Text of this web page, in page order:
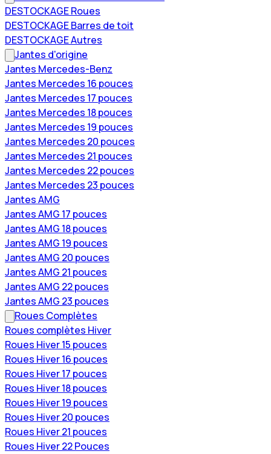
DESTOCKAGE Roues
DESTOCKAGE Barres de toit
DESTOCKAGE Autres
Jantes d'origine
Jantes Mercedes-Benz
Jantes Mercedes 16 pouces
Jantes Mercedes 17 pouces
Jantes Mercedes 18 pouces
Jantes Mercedes 19 pouces
Jantes Mercedes 20 pouces
Jantes Mercedes 21 pouces
Jantes Mercedes 22 pouces
Jantes Mercedes 23 pouces
Jantes AMG
Jantes AMG 17 pouces
Jantes AMG 18 pouces
Jantes AMG 19 pouces
Jantes AMG 20 pouces
Jantes AMG 21 pouces
Jantes AMG 22 pouces
Jantes AMG 23 pouces
Roues Complètes
Roues complètes Hiver
Roues Hiver 15 pouces
Roues Hiver 16 pouces
Roues Hiver 17 pouces
Roues Hiver 18 pouces
Roues Hiver 19 pouces
Roues Hiver 20 pouces
Roues Hiver 21 pouces
Roues Hiver 22 Pouces